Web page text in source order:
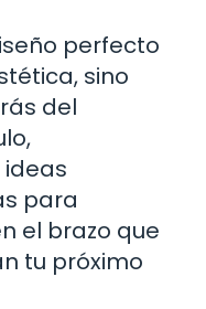
perfecto
sino
del
para
el brazo que
tu próximo